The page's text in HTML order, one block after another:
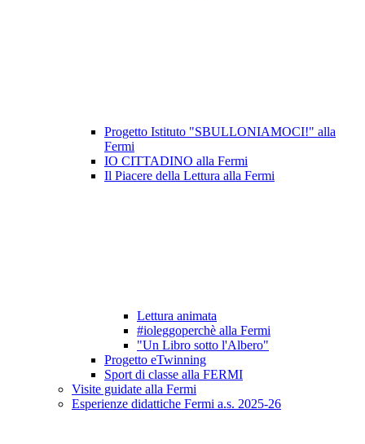
Progetto Istituto "SBULLONIAMOCI!" alla
Fermi
IO CITTADINO alla Fermi
Il Piacere della Lettura alla Fermi
Lettura animata
#ioleggoperchè alla Fermi
"Un Libro sotto l'Albero"
Progetto eTwinning
Sport di classe alla FERMI
Visite guidate alla Fermi
Esperienze didattiche Fermi a.s. 2025-26